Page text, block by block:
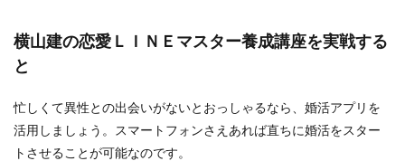
横山建の恋愛ＬＩＮＥマスター養成講座を実戦する
と
忙しくて異性との出会いがないとおっしゃるなら、婚活アプリを
活用しましょう。スマートフォンさえあれば直ちに婚活をスター
トさせることが可能なのです。